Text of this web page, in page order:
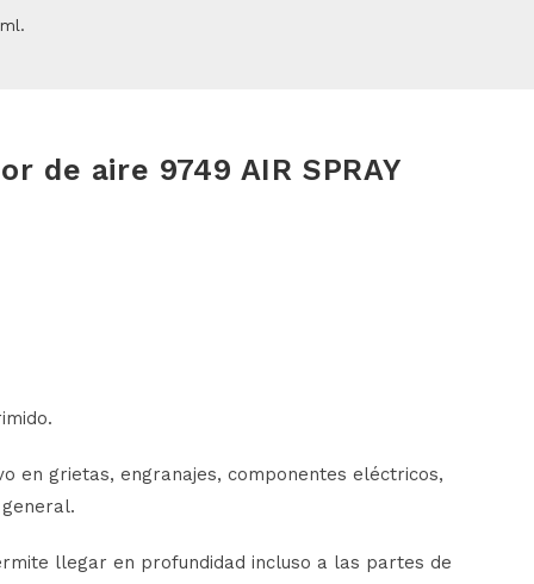
de aire 9749 AIR SPRAY
en grietas, engranajes, componentes eléctricos,
llegar en profundidad incluso a las partes de